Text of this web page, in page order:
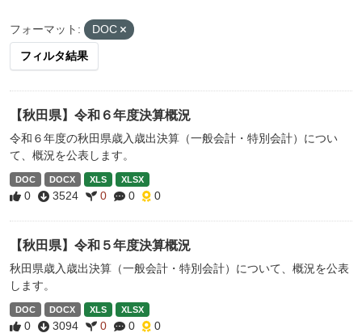
フォーマット: DOC
フィルタ結果
【秋田県】令和６年度決算概況
令和６年度の秋田県歳入歳出決算（一般会計・特別会計）につい
て、概況を公表します。
DOC DOCX XLS XLSX
0 3524 0 0 0
【秋田県】令和５年度決算概況
秋田県歳入歳出決算（一般会計・特別会計）について、概況を公表
します。
DOC DOCX XLS XLSX
0 3094 0 0 0